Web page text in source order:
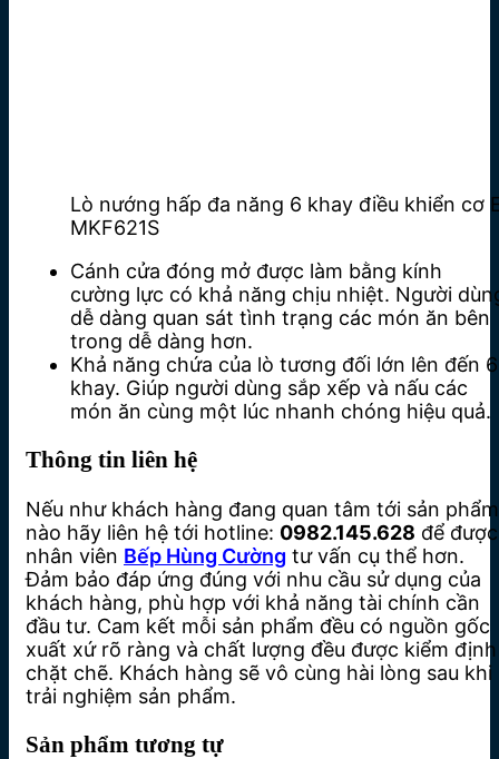
Lò nướng hấp đa năng 6 khay điều khiển cơ
MKF621S
Cánh cửa đóng mở được làm bằng kính
cường lực có khả năng chịu nhiệt. Người
dễ dàng quan sát tình trạng các món ăn bên
trong dễ dàng hơn.
Khả năng chứa của lò tương đối lớn lên đến 6
khay. Giúp người dùng sắp xếp và nấu các
món ăn cùng một lúc nhanh chóng hiệu quả.
Thông tin liên hệ
Nếu như khách hàng đang quan tâm tới sản phẩm
nào hãy liên hệ tới hotline: 0982.145.628 để được
nhân viên Bếp Hùng Cường tư vấn cụ thể hơn.
Đảm bảo đáp ứng đúng với nhu cầu sử dụng của
khách hàng, phù hợp với khả năng tài chính cần
đầu tư. Cam kết mỗi sản phẩm đều có nguồn gốc
xuất xứ rõ ràng và chất lượng đều được kiểm định
chặt chẽ. Khách hàng sẽ vô cùng hài lòng sau khi
trải nghiệm sản phẩm.
Sản phẩm tương tự